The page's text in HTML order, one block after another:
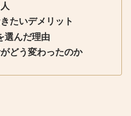
たいデメリット
選んだ理由
どう変わったのか